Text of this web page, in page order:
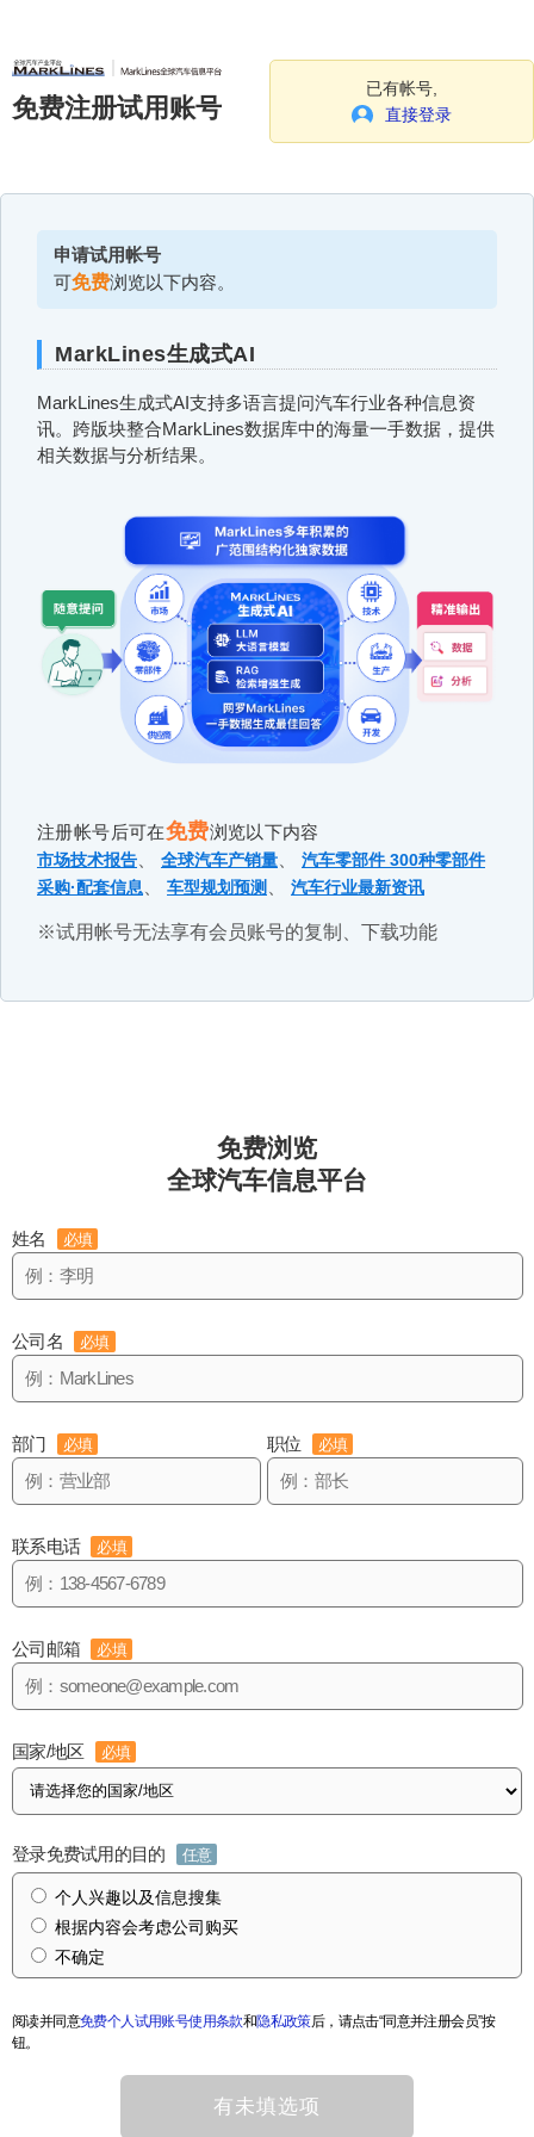
免费注册试用账号
已有帐号,
直接登录
申请试用帐号
可免费浏览以下内容。
MarkLines生成式AI
MarkLines生成式AI支持多语言提问汽车行业各种信息资
讯。跨版块整合MarkLines数据库中的海量一手数据，提供
相关数据与分析结果。
注册帐号后可在免费浏览以下内容
市场技术报告 全球汽车产销量
汽车零部件 300种零部件
采购·配套信息
车型规划预测 汽车行业最新资讯
※试用帐号无法享有会员账号的复制、下载功能
免费浏览
全球汽车信息平台
姓名 必填
公司名 必填
部门 必填 职位 必填
联系电话 必填
公司邮箱 必填
国家/地区 必填
登录免费试用的目的 任意
个人兴趣以及信息搜集
根据内容会考虑公司购买
不确定
阅读并同意免费个人试用账号使用条款和隐私政策后，请点击“同意并注册会员”按
钮。